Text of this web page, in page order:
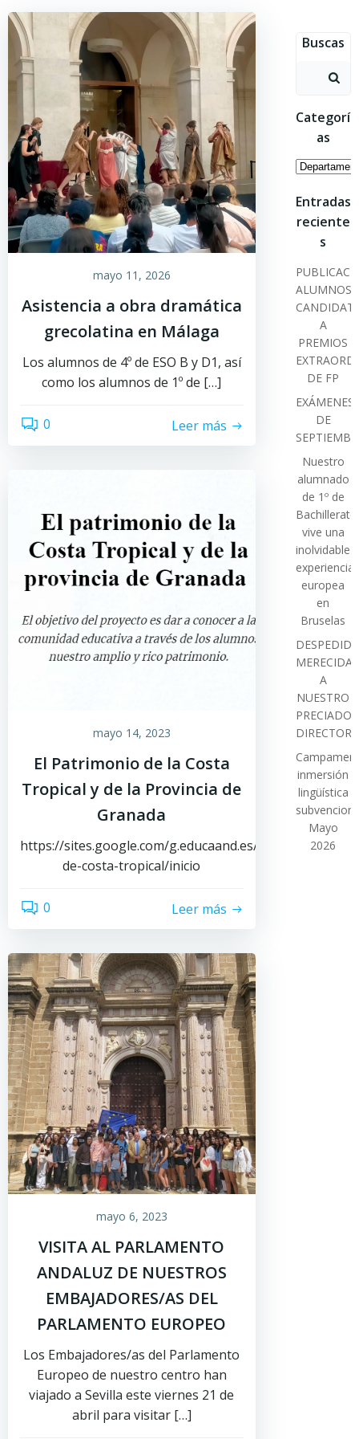
Saltar
al
contenido
mayo 11, 2026
Asistencia a obra dramática
grecolatina en Málaga
Los alumnos de 4º de ESO B y D1, así
como los alumnos de 1º de […]
0 Leer más
mayo 14, 2023
El Patrimonio de la Costa
Tropical y de la Provincia de
Granada
https://sites.google.com/g.educaand.es/patrimonio-
de-costa-tropical/inicio
0 Leer más
mayo 6, 2023
VISITA AL PARLAMENTO
ANDALUZ DE NUESTROS
EMBAJADORES/AS DEL
PARLAMENTO EUROPEO
Los Embajadores/as del Parlamento
Europeo de nuestro centro han
viajado a Sevilla este viernes 21 de
abril para visitar […]
Buscas
Buscar:
Categorí
as
Entradas
reciente
s
ALUMNOS
A
PREMIOS
DE FP
EXÁMENES
DE
Nuestro
alumnado
de 1º de
Bachillerato
vive una
inolvidable
experiencia
europea
en
Bruselas
DESPEDIDA
MERECIDA
A
NUESTRO
PRECIADO
DIRECTOR
inmersión
lingüística
Mayo
2026